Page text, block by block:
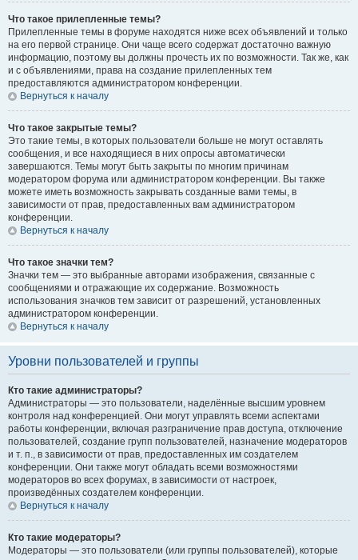
Что такое прилепленные темы?
Прилепленные темы в форуме находятся ниже всех объявлений и только
на его первой странице. Они чаще всего содержат достаточно важную
информацию, поэтому вы должны прочесть их по возможности. Так же, как
и с объявлениями, права на создание прилепленных тем
предоставляются администратором конференции.
Вернуться к началу
Что такое закрытые темы?
Это такие темы, в которых пользователи больше не могут оставлять
сообщения, и все находящиеся в них опросы автоматически
завершаются. Темы могут быть закрыты по многим причинам
модератором форума или администратором конференции. Вы также
можете иметь возможность закрывать созданные вами темы, в
зависимости от прав, предоставленных вам администратором
конференции.
Вернуться к началу
Что такое значки тем?
Значки тем — это выбранные авторами изображения, связанные с
сообщениями и отражающие их содержание. Возможность
использования значков тем зависит от разрешений, установленных
администратором конференции.
Вернуться к началу
Уровни пользователей и группы
Кто такие администраторы?
Администраторы — это пользователи, наделённые высшим уровнем
контроля над конференцией. Они могут управлять всеми аспектами
работы конференции, включая разграничение прав доступа, отключение
пользователей, создание групп пользователей, назначение модераторов
и т. п., в зависимости от прав, предоставленных им создателем
конференции. Они также могут обладать всеми возможностями
модераторов во всех форумах, в зависимости от настроек,
произведённых создателем конференции.
Вернуться к началу
Кто такие модераторы?
Модераторы — это пользователи (или группы пользователей), которые